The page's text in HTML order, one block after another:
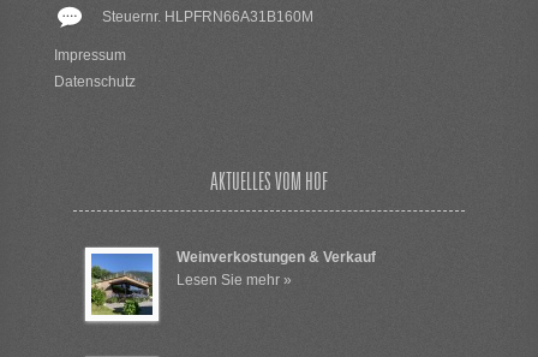
Steuernr. HLPFRN66A31B160M
Impressum
Datenschutz
AKTUELLES VOM HOF
Weinverkostungen & Verkauf
Lesen Sie mehr »